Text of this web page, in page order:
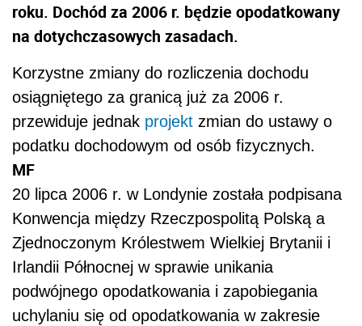
roku. Dochód za 2006 r. będzie opodatkowany
na dotychczasowych zasadach.
Korzystne zmiany do rozliczenia dochodu
osiągniętego za granicą już za 2006 r.
przewiduje jednak projekt zmian do ustawy o
podatku dochodowym od osób fizycznych.
MF
20 lipca 2006 r. w Londynie została podpisana
Konwencja między Rzeczpospolitą Polską a
Zjednoczonym Królestwem Wielkiej Brytanii i
Irlandii Północnej w sprawie unikania
podwójnego opodatkowania i zapobiegania
uchylaniu się od opodatkowania w zakresie